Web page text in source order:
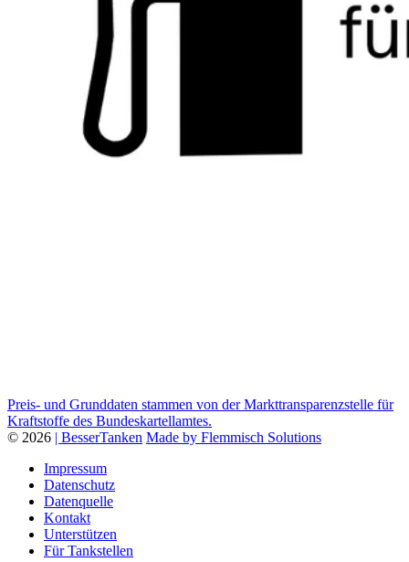
Preis- und Grunddaten stammen von der Markttransparenzstelle für
Kraftstoffe des Bundeskartellamtes.
© 2026 | BesserTanken Made by Flemmisch Solutions
Impressum
Datenschutz
Datenquelle
Kontakt
Unterstützen
Für Tankstellen